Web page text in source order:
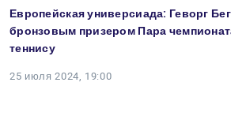
Европейская универсиада: Геворг
бронзовым призером Пара
теннису
25 июля 2024, 19:00